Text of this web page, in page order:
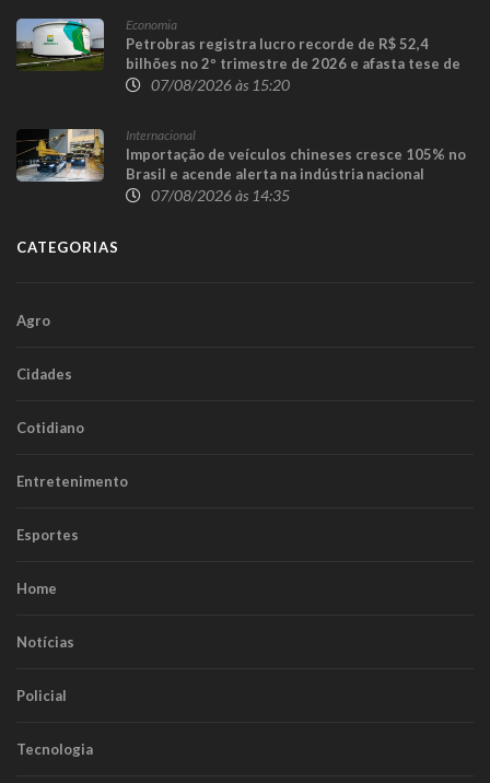
Economia
Petrobras registra lucro recorde de R$ 52,4
bilhões no 2º trimestre de 2026 e afasta tese de
defasagem nos combustíveis
07/08/2026 às 15:20
Internacional
Importação de veículos chineses cresce 105% no
Brasil e acende alerta na indústria nacional
07/08/2026 às 14:35
CATEGORIAS
Agro
Cidades
Cotidiano
Entretenimento
Esportes
Home
Notícias
Policial
Tecnologia